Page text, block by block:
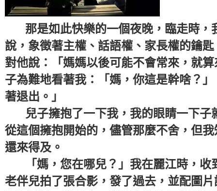
那是如此快樂的一個夜晚，臨走時，
說，象徵著主權、話語權、家長權的鑰
對他說：「媽媽以後可能不會常來，就
子為難地看著我：「媽，你這是幹啥？
著退出。」
兒子擁抱了一下我，我的眼睛一下子
從這個擁抱開始的，儘管那麼不舍，但
還來得及。
「媽，您在哪兒？」我在麗江時，收
老伴兒拍了張合影，發了過去，並配圖